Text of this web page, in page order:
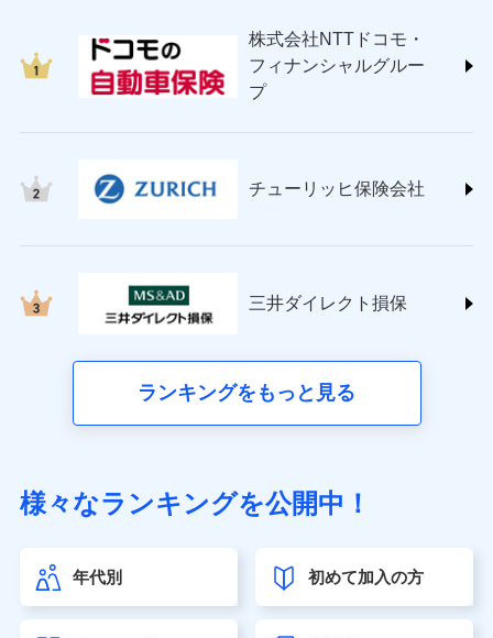
ＳＯＭＰＯダイレクト損害保険株式会社
(https://www.sompo-direct.co.jp/)
チューリッヒ保険会社 (https://www.zurich.co.jp/)
(https://www.nisshinfire.co.jp/)
(https://www.petfamilyins.co.jp/)
ins.com/)
三井ダイレクト損害保険株式会社
（https://www.sonylife.co.jp）
第一ネオ生命保険株式会社（https://neofirst.co.jp/）
大樹生命保険株式会社（https://www.taiju-life.co.jp）
株式会社NTTドコモ・
フィナンシャルグルー
プ
チューリッヒ保険会社
三井ダイレクト損保
ランキングをもっと見る
様々なランキングを公開中！
年代別 初めて加入の方